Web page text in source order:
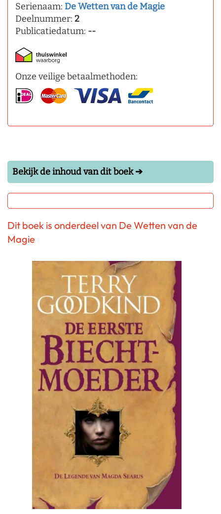
Serienaam: De Wetten van de Magie
Deelnummer: 2
Publicatiedatum: --
Onze veilige betaalmethoden:
Bekijk de inhoud van dit boek ➔
Dit boek is onderdeel van De Wetten van de
Magie